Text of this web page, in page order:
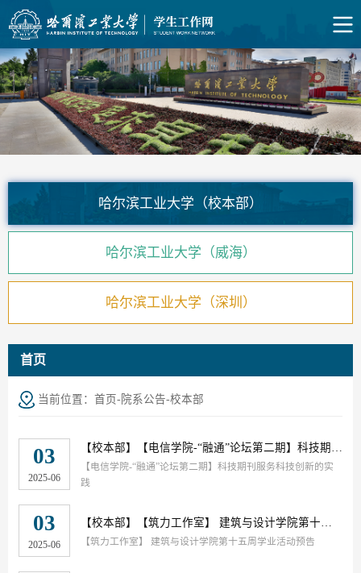
哈尔滨工业大学（校本部）
哈尔滨工业大学（威海）
哈尔滨工业大学（深圳）
首页
当前位置： 首页-院系公告-校本部
03
2025-06
【校本部】 【电信学院-“融通”论坛第二期】科技期刊服务科技创新的实践
【电信学院-“融通”论坛第二期】科技期刊服务科技创新的实
践
03
2025-06
【校本部】 【筑力工作室】 建筑与设计学院第十五周学业活动预告
【筑力工作室】 建筑与设计学院第十五周学业活动预告